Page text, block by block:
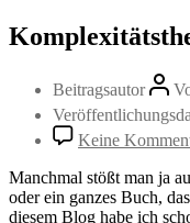
Beitragsautor
Keine
Manchmal stößt man ja
oder ein ganzes Buch,
diesem Blog habe ich